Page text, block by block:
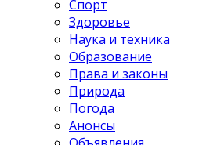
Спорт
Здоровье
Наука и техника
Образование
Права и законы
Природа
Погода
Анонсы